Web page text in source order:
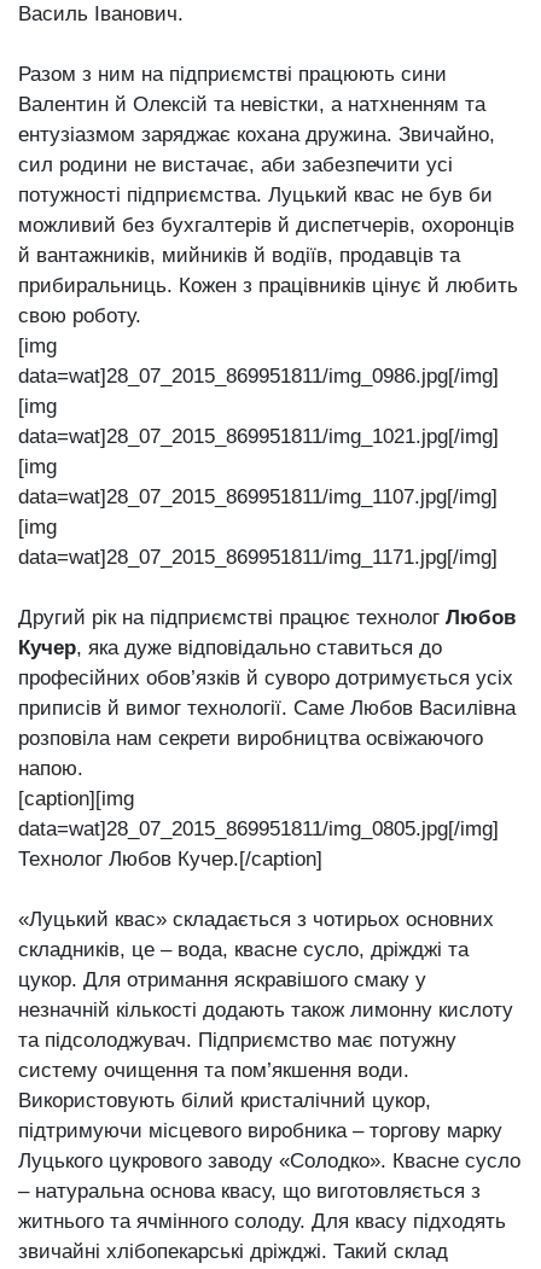
Василь Іванович.
Разом з ним на підприємстві працюють сини
Валентин й Олексій та невістки, а натхненням та
ентузіазмом заряджає кохана дружина. Звичайно,
сил родини не вистачає, аби забезпечити усі
потужності підприємства. Луцький квас не був би
можливий без бухгалтерів й диспетчерів, охоронців
й вантажників, мийників й водіїв, продавців та
прибиральниць. Кожен з працівників цінує й любить
свою роботу.
[img
data=wat]28_07_2015_869951811/img_0986.jpg[/img]
[img
data=wat]28_07_2015_869951811/img_1021.jpg[/img]
[img
data=wat]28_07_2015_869951811/img_1107.jpg[/img]
[img
data=wat]28_07_2015_869951811/img_1171.jpg[/img]
Другий рік на підприємстві працює технолог Любов
Кучер, яка дуже відповідально ставиться до
професійних обов’язків й суворо дотримується усіх
приписів й вимог технології. Саме Любов Василівна
розповіла нам секрети виробництва освіжаючого
напою.
[caption][img
data=wat]28_07_2015_869951811/img_0805.jpg[/img]
Технолог Любов Кучер.[/caption]
«Луцький квас» складається з чотирьох основних
складників, це ‒ вода, квасне сусло, дріжджі та
цукор. Для отримання яскравішого смаку у
незначній кількості додають також лимонну кислоту
та підсолоджувач. Підприємство має потужну
систему очищення та пом’якшення води.
Використовують білий кристалічний цукор,
підтримуючи місцевого виробника ‒ торгову марку
Луцького цукрового заводу «Солодко». Квасне сусло
‒ натуральна основа квасу, що виготовляється з
житнього та ячмінного солоду. Для квасу підходять
звичайні хлібопекарські дріжджі. Такий склад